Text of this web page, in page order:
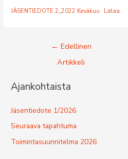
JÄSENTIEDOTE 2_2022 Kesäkuu Lataa
Artikkelien
← Edellinen
Artikkeli
Ajankohtaista
Jäsentiedote 1/2026
Seuraava tapahtuma
Toimintasuunnitelma 2026